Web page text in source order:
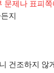
제나 표피
지
건조하지 않